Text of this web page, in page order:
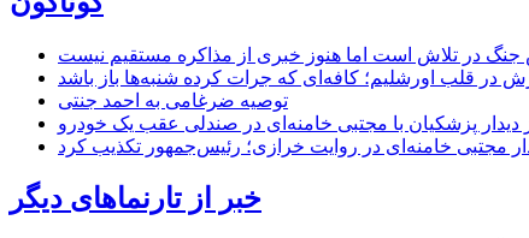
در تلاش است اما هنوز خبری از مذاکره مستقیم نیست
در قلب اورشلیم؛ کافه‌ای که جرات کرده شنبه‌ها باز باشد
توصیه ضرغامی به احمد جنتی
از دیدار پزشکیان با مجتبی خامنه‌ای در صندلی عقب یک خودرو
خبر از تارنماهای دیگر